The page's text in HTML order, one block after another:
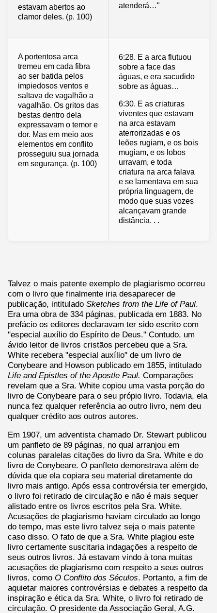
estavam abertos ao
clamor deles. (p. 100)
atenderá…"
A portentosa arca
tremeu em cada fibra
ao ser batida pelos
impiedosos ventos e
saltava de vagalhão a
vagalhão. Os gritos das
bestas dentro dela
expressavam o temor e
dor. Mas em meio aos
elementos em conflito
prosseguiu sua jornada
em segurança. (p. 100)
6:28. E a arca flutuou
sobre a face das
águas, e era sacudido
sobre as águas…
6:30. E as criaturas
viventes que estavam
na arca estavam
aterrorizadas e os
leões rugiam, e os bois
mugiam, e os lobos
urravam, e toda
criatura na arca falava
e se lamentava em sua
própria linguagem, de
modo que suas vozes
alcançavam grande
distância. . .
Talvez o mais patente exemplo de plagiarismo ocorreu
com o livro que finalmente iria desaparecer de
publicação, intitulado Sketches from the Life of Paul.
Era uma obra de 334 páginas, publicada em 1883. No
prefácio os editores declaravam ter sido escrito com
"especial auxílio do Espírito de Deus." Contudo, um
ávido leitor de livros cristãos percebeu que a Sra.
White recebera "especial auxílio" de um livro de
Conybeare and Howson publicado em 1855, intitulado
Life and Epistles of the Apostle Paul. Comparações
revelam que a Sra. White copiou uma vasta porção do
livro de Conybeare para o seu própio livro. Todavia, ela
nunca fez qualquer referência ao outro livro, nem deu
qualquer crédito aos outros autores.
Em 1907, um adventista chamado Dr. Stewart publicou
um panfleto de 89 páginas, no qual arranjou em
colunas paralelas citações do livro da Sra. White e do
livro de Conybeare. O panfleto demonstrava além de
dúvida que ela copiara seu material diretamente do
livro mais antigo. Após essa controvérsia ter emergido,
o livro foi retirado de circulação e não é mais sequer
alistado entre os livros escritos pela Sra. White.
Acusações de plagiarismo haviam circulado ao longo
do tempo, mas este livro talvez seja o mais patente
caso disso. O fato de que a Sra. White plagiou este
livro certamente suscitaria indagações a respeito de
seus outros livros. Já estavam vindo à tona muitas
acusações de plagiarismo com respeito a seus outros
livros, como O Conflito dos Séculos. Portanto, a fim de
aquietar maiores controvérsias e debates a respeito da
inspiração e ética da Sra. White, o livro foi retirado de
circulação. O presidente da Associação Geral, A.G.